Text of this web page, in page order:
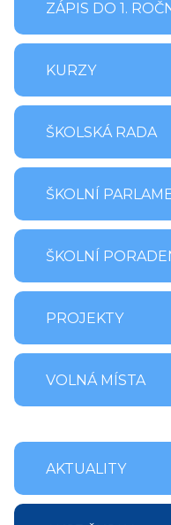
ZÁPIS DO 1.
KURZY
ŠKOLSKÁ RADA
ŠKOLNÍ
ŠKOLNÍ
PROJEKTY
VOLNÁ MÍSTA
AKTUALITY